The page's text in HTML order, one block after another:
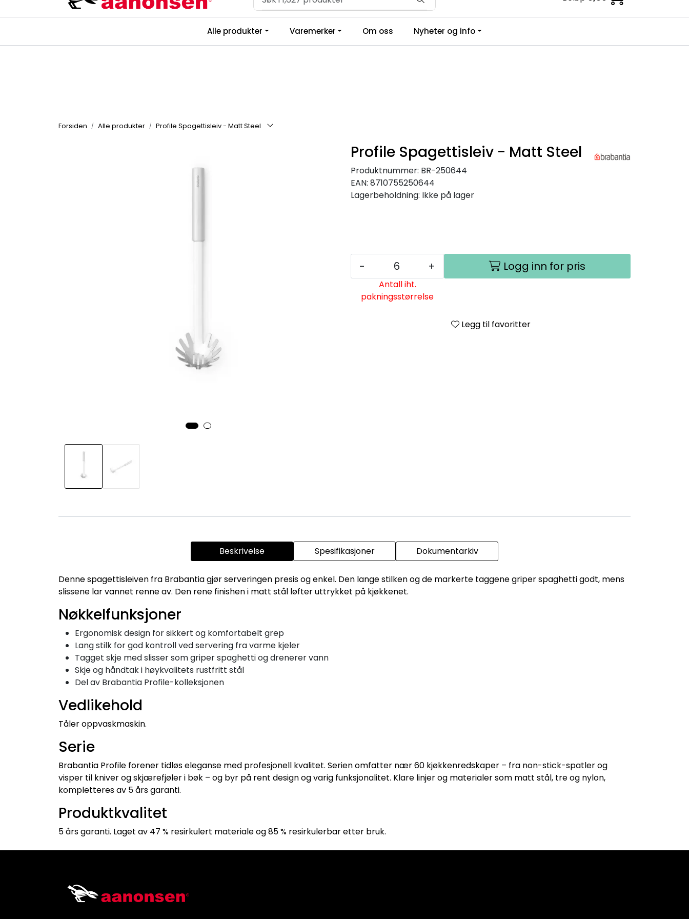
Skip to main content Velkommen til vår forhandlerportal
Alle produkter Varemerker Om oss Nyheter og info
Forsiden Alle produkter Profile Spagettisleiv - Matt Steel
Profile Spagettisleiv - Matt Steel
Produktnummer: BR-250644
EAN: 8710755250644
Lagerbeholdning: Ikke på lager
- +
Antall iht.
pakningsstørrelse
Logg inn for pris
Legg til favoritter
Beskrivelse Spesifikasjoner Dokumentarkiv
Denne spagettisleiven fra Brabantia gjør serveringen presis og enkel. Den lange stilken og de markerte taggene griper spaghetti godt, mens
slissene lar vannet renne av. Den rene finishen i matt stål løfter uttrykket på kjøkkenet.
Nøkkelfunksjoner
Ergonomisk design for sikkert og komfortabelt grep
Lang stilk for god kontroll ved servering fra varme kjeler
Tagget skje med slisser som griper spaghetti og drenerer vann
Skje og håndtak i høykvalitets rustfritt stål
Del av Brabantia Profile-kolleksjonen
Vedlikehold
Tåler oppvaskmaskin.
Serie
Brabantia Profile forener tidløs eleganse med profesjonell kvalitet. Serien omfatter nær 60 kjøkkenredskaper – fra non-stick-spatler og
visper til kniver og skjærefjøler i bøk – og byr på rent design og varig funksjonalitet. Klare linjer og materialer som matt stål, tre og nylon,
kompletteres av 5 års garanti.
Produktkvalitet
5 års garanti. Laget av 47 % resirkulert materiale og 85 % resirkulerbar etter bruk.